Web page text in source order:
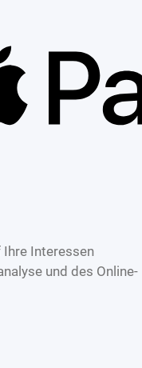
Interessen
und des Online-